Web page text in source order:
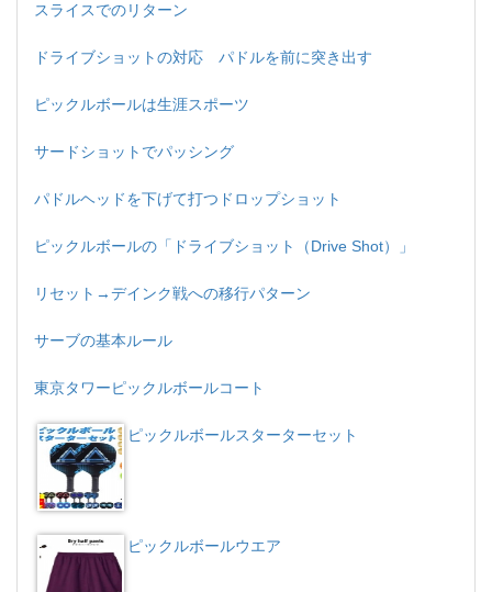
スライスでのリターン
ドライブショットの対応 パドルを前に突き出す
ピックルボールは生涯スポーツ
サードショットでパッシング
パドルヘッドを下げて打つドロップショット
ピックルボールの「ドライブショット（Drive Shot）」
リセット→デインク戦への移行パターン
サーブの基本ルール
東京タワーピックルボールコート
ピックルボールスターターセット
ピックルボールウエア